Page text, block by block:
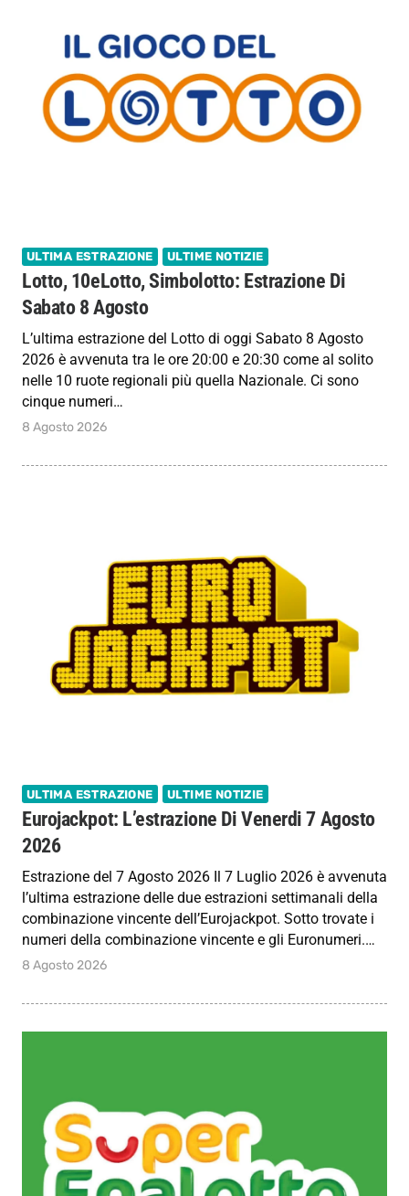
ULTIMA ESTRAZIONE ULTIME NOTIZIE
Lotto, 10eLotto, Simbolotto: Estrazione Di
Sabato 8 Agosto
L’ultima estrazione del Lotto di oggi Sabato 8 Agosto
2026 è avvenuta tra le ore 20:00 e 20:30 come al solito
nelle 10 ruote regionali più quella Nazionale. Ci sono
cinque numeri…
8 Agosto 2026
ULTIMA ESTRAZIONE ULTIME NOTIZIE
Eurojackpot: L’estrazione Di Venerdi 7 Agosto
2026
Estrazione del 7 Agosto 2026 Il 7 Luglio 2026 è avvenuta
l’ultima estrazione delle due estrazioni settimanali della
combinazione vincente dell’Eurojackpot. Sotto trovate i
numeri della combinazione vincente e gli Euronumeri.…
8 Agosto 2026